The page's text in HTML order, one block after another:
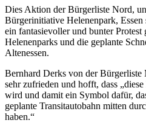
Dies Aktion der Bürgerliste Nord,
Bürgerinitiative Helenenpark,
ein fantasievoller und bunter Protest
Helenenparks und die geplante
Altenessen.
Bernhard Derks von der
sehr zufrieden und hofft, dass
wird und damit ein Symbol dafür,
geplante Transitautobahn mitten
haben.“